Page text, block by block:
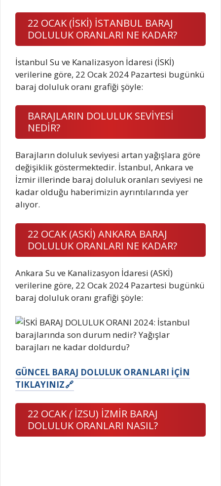
22 OCAK (İSKİ) İSTANBUL BARAJ
DOLULUK ORANLARI NE KADAR?
İstanbul Su ve Kanalizasyon İdaresi (İSKİ)
verilerine göre, 22 Ocak 2024 Pazartesi bugünkü
baraj doluluk oranı grafiği şöyle:
BARAJLARIN DOLULUK SEVİYESİ
NEDİR?
Barajların doluluk seviyesi artan yağışlara göre
değişiklik göstermektedir. İstanbul, Ankara ve
İzmir illerinde baraj doluluk oranları seviyesi ne
kadar olduğu haberimizin ayrıntılarında yer
alıyor.
22 OCAK (ASKİ) ANKARA BARAJ
DOLULUK ORANLARI NE KADAR?
Ankara Su ve Kanalizasyon İdaresi (ASKİ)
verilerine göre, 22 Ocak 2024 Pazartesi bugünkü
baraj doluluk oranı grafiği şöyle:
GÜNCEL BARAJ DOLULUK ORANLARI İÇİN
TIKLAYINIZ
22 OCAK(İZSU) İZMİR BARAJ
DOLULUK ORANLARI NASIL?